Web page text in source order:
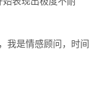
我是情感顾问，时间